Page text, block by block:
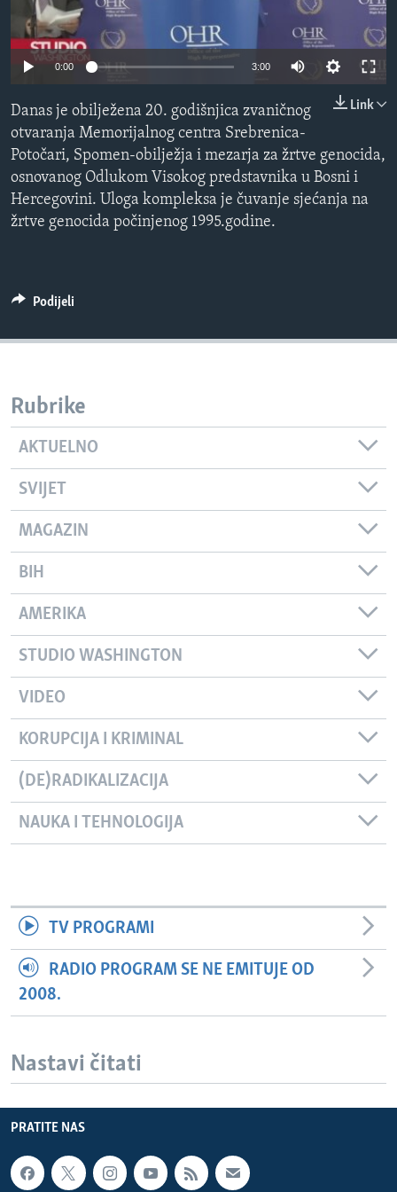
MAGAZIN
O GLASU AMERIKE
PRATITE NAS
Jezici
0:00 3:00
Link
Danas je obilježena 20. godišnjica zvaničnog
otvaranja Memorijalnog centra Srebrenica-
Potočari, Spomen-obilježja i mezarja za žrtve genocida,
osnovanog Odlukom Visokog predstavnika u Bosni i
Hercegovini. Uloga kompleksa je čuvanje sjećanja na
žrtve genocida počinjenog 1995.godine.
Podijeli
Rubrike
AKTUELNO
SVIJET
MAGAZIN
BIH
AMERIKA
STUDIO WASHINGTON
VIDEO
KORUPCIJA I KRIMINAL
(DE)RADIKALIZACIJA
NAUKA I TEHNOLOGIJA
TV PROGRAMI
RADIO PROGRAM SE NE EMITUJE OD
2008.
Nastavi čitati
PRATITE NAS